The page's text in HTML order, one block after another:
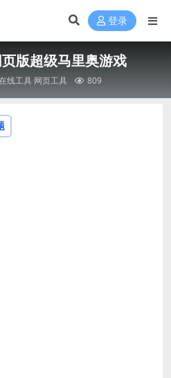
登录
版超级马里奥游戏
线工具 网页工具 809